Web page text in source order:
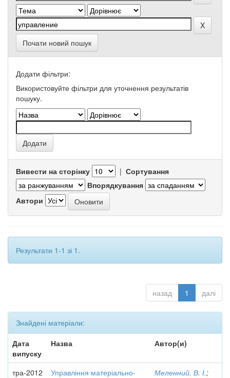
Почати новий пошук
Додати фільтри:
Використовуйте фільтри для уточнення результатів
пошуку.
Вивести на сторінку | Сортування
Впорядкування
Автори
Результати 1-1 зі 1.
назад 1 далі
Знайдені матеріали:
Дата
випуску
Назва Автор(и)
тра-2012
Управління матеріально-
Меленний, В. І.;